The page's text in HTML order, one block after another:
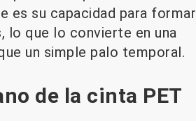
es su capacidad para formar
lo que lo convierte en una
un simple palo temporal.
de la cinta PET